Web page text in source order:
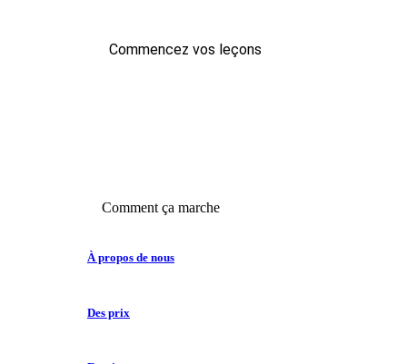
Commencez vos leçons
Comment ça marche
À propos de nous
Des prix